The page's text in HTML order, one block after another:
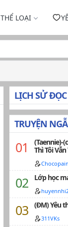
THỂ LOẠI
LỊCH SỬ ĐỌC
TRUYỆN
(Taennie)-
Thì Tôi Vẫn
Lớp học
(ĐM) Yêu
311VKs